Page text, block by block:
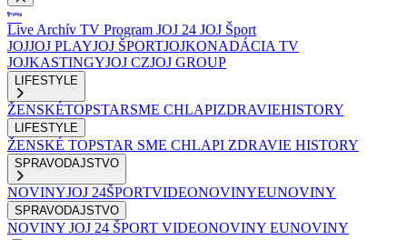
Live Archív TV Program JOJ 24 JOJ Šport
JOJJOJ PLAYJOJ ŠPORTJOJKONADÁCIA TV
JOJKASTINGYJOJ CZJOJ GROUP
LIFESTYLE
ŽENSKÉTOPSTARSME CHLAPIZDRAVIEHISTORY
LIFESTYLE
ŽENSKÉ TOPSTAR SME CHLAPI ZDRAVIE HISTORY
SPRAVODAJSTVO
NOVINYJOJ 24ŠPORTVIDEONOVINYEUNOVINY
SPRAVODAJSTVO
NOVINY JOJ 24 ŠPORT VIDEONOVINY EUNOVINY